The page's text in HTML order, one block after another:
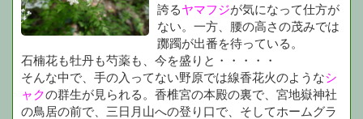
誇るヤマフジが気になって仕方が
ない。一方、腰の高さの茂みでは
躑躅が出番を待っている。
石楠花も牡丹も芍薬も、今を盛りと・・・・・
そんな中で、手の入ってない野原では線香花火のようなシ
ャクの群生が見られる。香椎宮の本殿の裏で、宮地嶽神社
の鳥居の前で、三日月山への登り口で、そしてホームグラ